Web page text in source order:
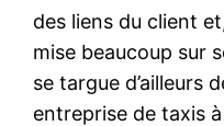
des liens du client
mise beaucoup sur
se targue d’ailleurs
entreprise de taxis